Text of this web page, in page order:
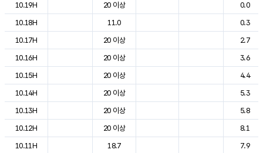
10.19H
20 이상
0.0
10.18H
11.0
0.3
10.17H
20 이상
2.7
10.16H
20 이상
3.6
10.15H
20 이상
4.4
10.14H
20 이상
5.3
10.13H
20 이상
5.8
10.12H
20 이상
8.1
10.11H
18.7
7.9